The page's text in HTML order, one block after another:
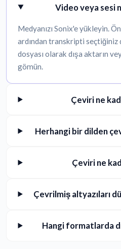
Video veya sesi
Medyanızı Sonix'e yükleyin.
ardından transkripti seçtiğiniz
dosyası olarak dışa aktarın
gömün.
Çeviri ne
Herhangi bir dilden
Çeviri ne
Çevrilmiş altyazıları
Hangi formatlarda